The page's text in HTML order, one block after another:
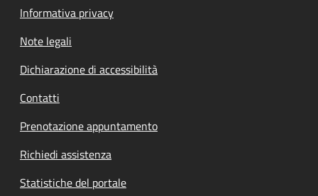
Informativa privacy
Note legali
Dichiarazione di accessibilità
Contatti
Prenotazione appuntamento
Richiedi assistenza
Statistiche del portale